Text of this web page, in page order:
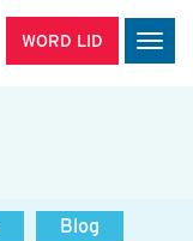
WORD LID
Blog